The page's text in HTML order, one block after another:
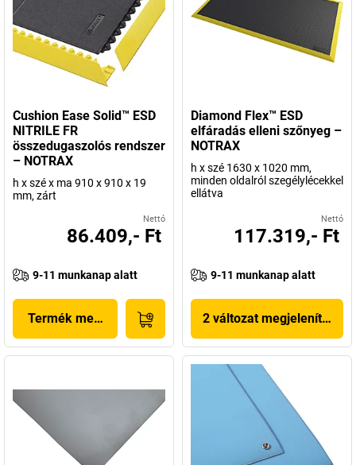
Cushion Ease Solid™ ESD
NITRILE FR
összedugaszolós rendszer
– NOTRAX
h x szé x ma 910 x 910 x 19
mm, zárt
Nettó
86.409,- Ft
9-11 munkanap alatt
Termék megjelenítése
Diamond Flex™ ESD
elfáradás elleni szőnyeg –
NOTRAX
h x szé 1630 x 1020 mm,
minden oldalról szegélylécekkel
ellátva
Nettó
117.319,- Ft
9-11 munkanap alatt
2 változat megjelenítése